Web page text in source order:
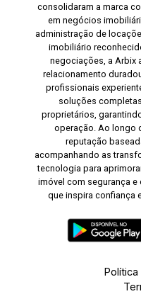
consolidaram a marca
em negócios
administração de
imobiliário
negociações, a Arbix
relacionamento
profissionais
soluções
proprietários,
operação. Ao longo
reputação
acompanhando as
tecnologia para
imóvel com segurança
que inspira confiança